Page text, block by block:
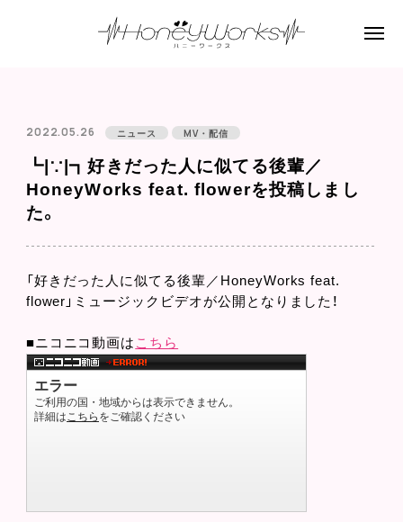
2022.05.26 ニュース MV・配信
┗|∵|┓好きだった人に似てる後輩／
HoneyWorks feat. flowerを投稿しまし
た。
「好きだった人に似てる後輩／HoneyWorks feat.
flower」ミュージックビデオが公開となりました！
■ニコニコ動画は こちら